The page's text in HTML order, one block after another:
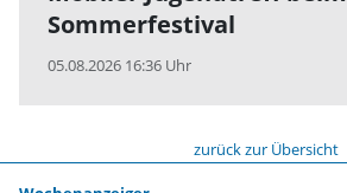
Sommerfestival
05.08.2026 16:36 Uhr
zurück zur Übersicht